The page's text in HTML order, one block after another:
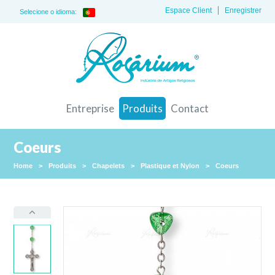
Selecione o idioma: Enregistrer
Espace Client
Entreprise Produits Contact
Coeurs
Home > Produits > Chapelets > Plastique et Nylon > Coeurs